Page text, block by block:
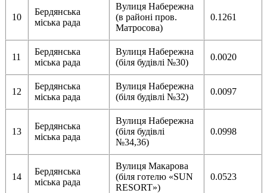
10
Бердянська
міська рада
Вулиця Набережна
(в районі пров.
Матросова)
0.1261
11
Бердянська
міська рада
Вулиця Набережна
(біля будівлі №30)
0.0020
12
Бердянська
міська рада
Вулиця Набережна
(біля будівлі №32)
0.0097
13
Бердянська
міська рада
Вулиця Набережна
(біля будівлі
№34,36)
0.0998
14
Бердянська
міська рада
Вулиця Макарова
(біля готелю «SUN
RESORT»)
0.0523